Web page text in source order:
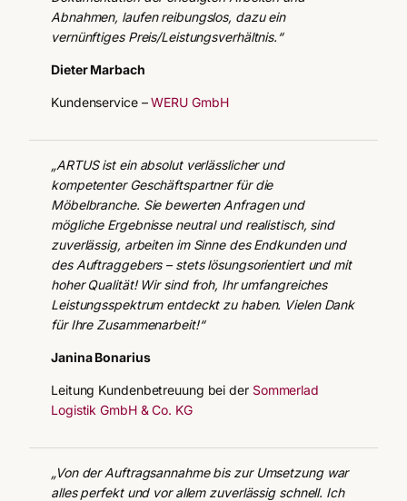
Abnahmen, laufen reibungslos, dazu ein
vernünftiges Preis/Leistungsverhältnis.“
Dieter Marbach
Kundenservice –WERU GmbH
„ARTUS ist ein absolut verlässlicher und
kompetenter Geschäftspartner für die
Möbelbranche. Sie bewerten Anfragen und
mögliche Ergebnisse neutral und realistisch, sind
zuverlässig, arbeiten im Sinne des Endkunden und
des Auftraggebers – stets lösungsorientiert und mit
hoher Qualität! Wir sind froh, Ihr umfangreiches
Leistungsspektrum entdeckt zu haben. Vielen Dank
für Ihre Zusammenarbeit!“
Janina Bonarius
Leitung Kundenbetreuung bei der Sommerlad
Logistik GmbH & Co. KG
„Von der Auftragsannahme bis zur Umsetzung war
alles perfekt und vor allem zuverlässig schnell. Ich